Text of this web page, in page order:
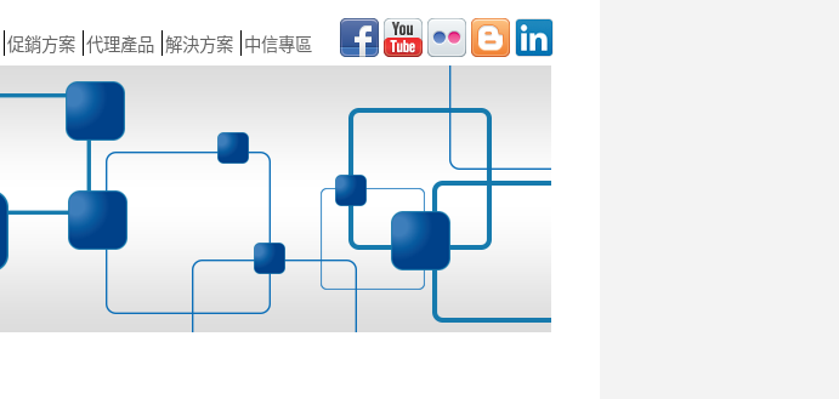
促銷方案 代理產品 解決方案 中信專區